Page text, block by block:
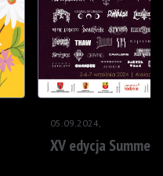
05.09.2024,
XV edycja Summer